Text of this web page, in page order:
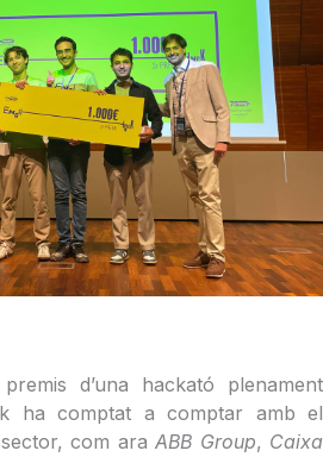
d’una hackató plenament
ha comptat a comptar amb el
com ara ABB Group, Caixa